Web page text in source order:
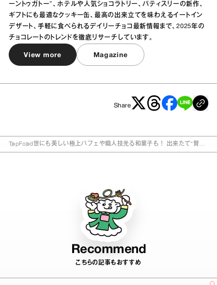
ーントゥガトー”、ホテルや人気ショコラトリー、パティスリーの新作、
ギフトにも最適なクッキー缶、最高の出来立てを味わえるイートイン
デザート、手軽に食べられるデイリーチョコ最新情報まで、2025年の
チョコレートのトレンドを徹底リサーチしています。
View more Magazine
Share
TopFood 世にも美しい極上パフェや職人技光る和菓子も！ 出来たて“贅沢
Recommend
こちらの記事もおすすめ